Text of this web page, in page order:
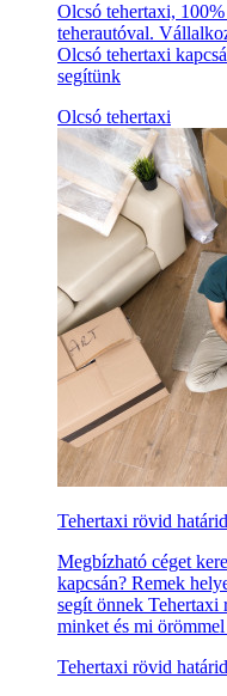
Olcsó tehertaxi,
teherautóval.
Olcsó tehertaxi
segítünk
Olcsó tehertaxi
Tehertaxi rövid
Megbízható céget
kapcsán? Remek
segít önnek
minket és mi
Tehertaxi rövid